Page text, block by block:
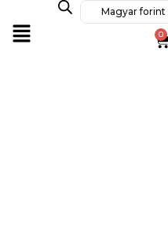
Menu
Magyar forint
0